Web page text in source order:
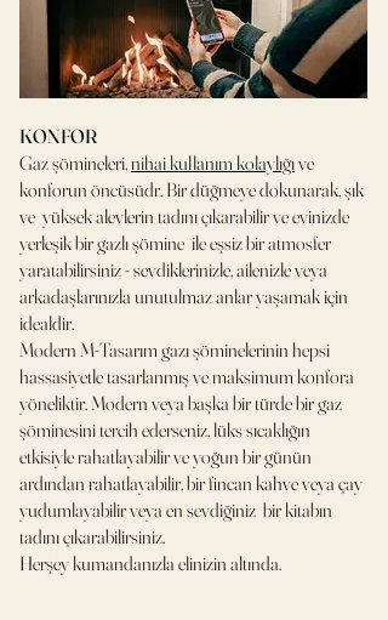
KONFOR
Gaz şömineleri,nihai kullanım kolaylığıve
konforun öncüsüdr. Bir düğmeye dokunarak, şık
ve yüksek alevlerin tadını çıkarabilir ve evinizde
yerleşik bir gazlı şömine ile eşsiz bir atmosfer
yaratabilirsiniz - sevdiklerinizle, ailenizle veya
arkadaşlarınızla unutulmaz anlar yaşamak için
idealdir.
Modern M-Tasarım gazı şöminelerinin hepsi
hassasiyetle tasarlanmış ve maksimum konfora
yöneliktir. Modern veya başka bir türde bir gaz
şöminesini tercih ederseniz, lüks sıcaklığın
etkisiyle rahatlayabilir ve yoğun bir günün
ardından rahatlayabilir, bir fincan kahve veya çay
yudumlayabilir veya en sevdiğiniz bir kitabın
tadını çıkarabilirsiniz.
Herşey kumandanızla elinizin altında.